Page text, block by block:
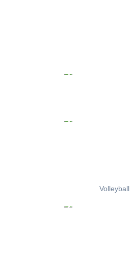
Volleyball